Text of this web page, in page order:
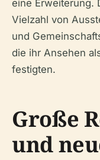
eine Erweiterung.
Vielzahl von
und
die ihr Ansehen
festigten.
Große
und